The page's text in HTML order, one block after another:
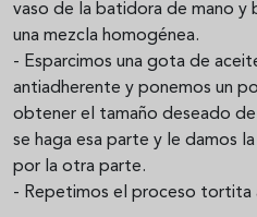
vaso de la batidora de mano y
una mezcla homogénea.
- Esparcimos una gota de
antiadherente y ponemos un
obtener el tamaño deseado
se haga esa parte y le damos
por la otra parte.
- Repetimos el proceso